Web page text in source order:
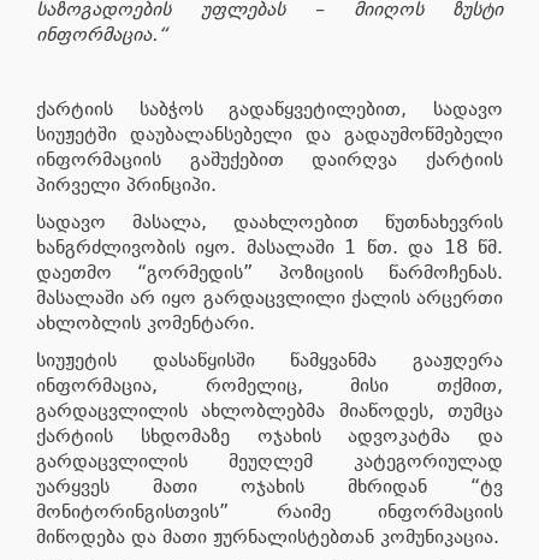
საზოგადოების უფლებას – მიიღოს ზუსტი
ინფორმაცია.“
ქარტიის საბჭოს გადაწყვეტილებით, სადავო
სიუჟეტში დაუბალანსებელი და გადაუმოწმებელი
ინფორმაციის გაშუქებით დაირღვა ქარტიის
პირველი პრინციპი.
სადავო მასალა, დაახლოებით წუთნახევრის
ხანგრძლივობის იყო. მასალაში 1 წთ. და 18 წმ.
დაეთმო “გორმედის” პოზიციის წარმოჩენას.
მასალაში არ იყო გარდაცვლილი ქალის არცერთი
ახლობლის კომენტარი.
სიუჟეტის დასაწყისში წამყვანმა გააჟღერა
ინფორმაცია, რომელიც, მისი თქმით,
გარდაცვლილის ახლობლებმა მიაწოდეს, თუმცა
ქარტიის სხდომაზე ოჯახის ადვოკატმა და
გარდაცვლილის მეუღლემ კატეგორიულად
უარყვეს მათი ოჯახის მხრიდან “ტვ
მონიტორინგისთვის” რაიმე ინფორმაციის
მიწოდება და მათი ჟურნალისტებთან კომუნიკაცია.